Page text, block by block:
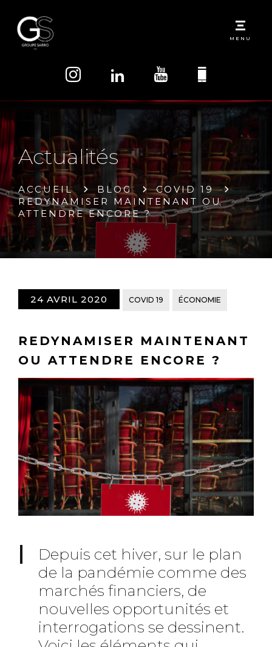
MENU
Actualités
ACCUEIL BLOG
COVID 19
REDYNAMISER MAINTENANT OU
ATTENDRE ENCORE ?
24 AVRIL 2020 COVID 19 ÉCONOMIE
REDYNAMISER MAINTENANT
OU ATTENDRE ENCORE ?
Depuis cet hiver, sur le plan
de la pandémie comme des
marchés financiers, de
nouvelles opportunités et
interrogations se dessinent.